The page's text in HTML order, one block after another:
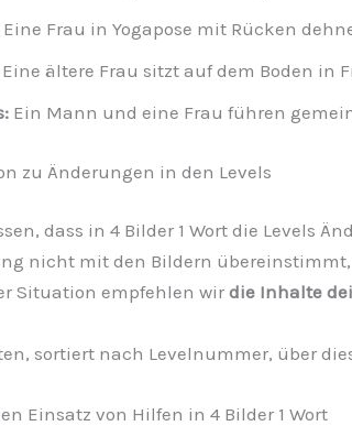
Frau in Yogapose mit Rücken
ältere Frau sitzt auf dem Boden in
Ein Mann und eine Frau führen
zu Änderungen in den Levels
dass in 4 Bilder 1 Wort die Levels
nicht mit den Bildern
Situation empfehlen wir die Inhalte
sortiert nach Levelnummer, über
Einsatz von Hilfen in 4 Bilder 1 Wort